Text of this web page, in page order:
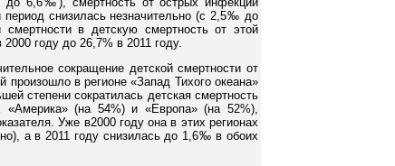
снизилась незначительно (с 2,5‰ до
в детскую смертность от этой
году до 26,7% в 2011 году.
сокращение детской смертности от
в регионе «Запад Тихого океана»
степени сократилась детская смертность
«Америка» (на 54%) и «Европа» (на 52%),
Уже в2000 году она в этих регионах
а в 2011 году снизилась до 1,6‰ в обоих